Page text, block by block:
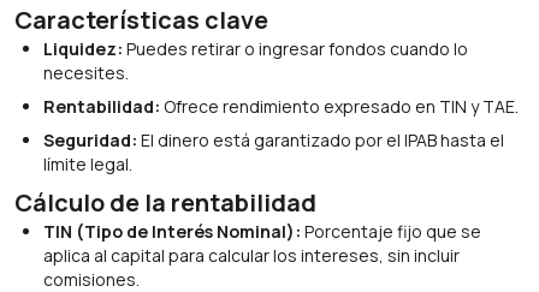
Características clave
Liquidez: Puedes retirar o ingresar fondos cuando lo
necesites.
Rentabilidad: Ofrece rendimiento expresado en TIN y TAE.
Seguridad: El dinero está garantizado por el IPAB hasta el
límite legal.
Cálculo de la rentabilidad
TIN (Tipo de Interés Nominal): Porcentaje fijo que se
aplica al capital para calcular los intereses, sin incluir
comisiones.